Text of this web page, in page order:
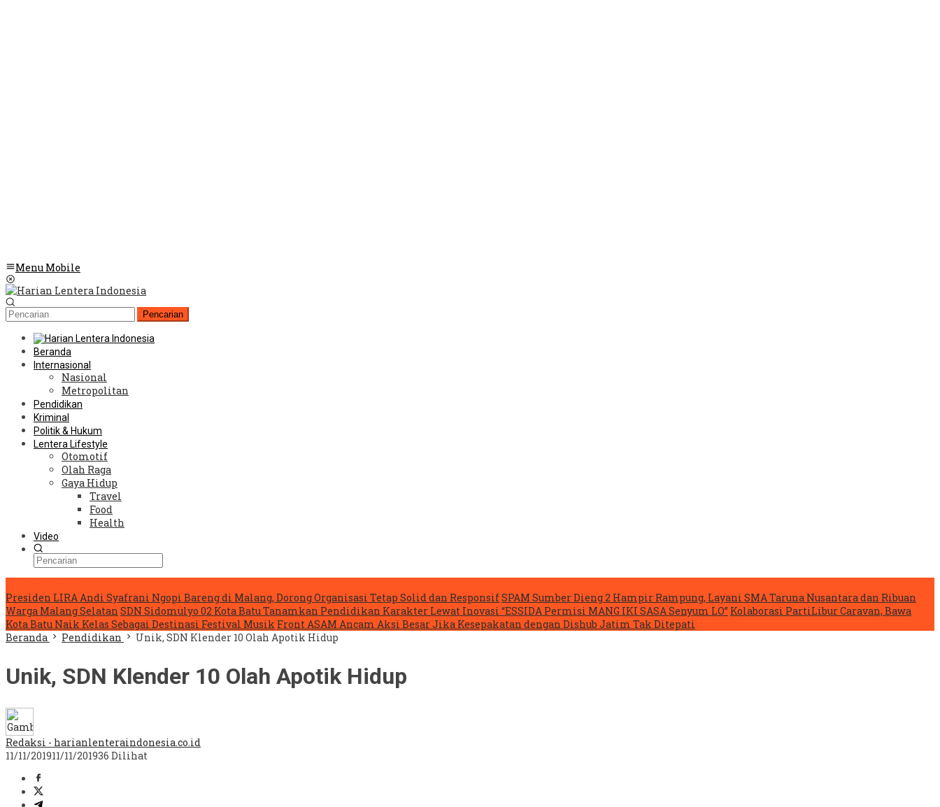
Menu Mobile
Pencarian
Beranda
Internasional
Nasional
Metropolitan
Pendidikan
Kriminal
Politik & Hukum
Lentera Lifestyle
Otomotif
Olah Raga
Gaya Hidup
Travel
Food
Health
Video
Presiden LIRA Andi Syafrani Ngopi Bareng di Malang, Dorong Organisasi Tetap Solid dan ResponsifSPAM Sumber Dieng 2 Hampir Rampung, Layani SMA Taruna Nusantara dan Ribuan
Warga Malang Selatan SDN Sidomulyo 02 Kota Batu Tanamkan Pendidikan Karakter Lewat Inovasi “ESSIDA Permisi MANG IKI SASA Senyum LO” Kolaborasi PartiLibur Caravan, Bawa
Kota Batu Naik Kelas Sebagai Destinasi Festival Musik Front ASAM Ancam Aksi Besar Jika Kesepakatan dengan Dishub Jatim Tak Ditepati
Beranda
Pendidikan Unik, SDN Klender 10 Olah Apotik Hidup
Unik, SDN Klender 10 Olah Apotik Hidup
Redaksi - harianlenteraindonesia.co.id
11/11/201911/11/201936 Dilihat